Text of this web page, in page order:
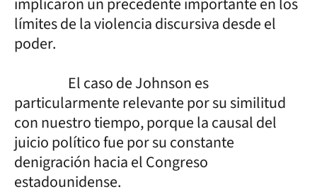
límites de la violencia discursiva desde el
poder.
El caso de Johnson es
particularmente relevante por su similitud
con nuestro tiempo, porque la causal del
juicio político fue por su constante
denigración hacia el Congreso
estadounidense.